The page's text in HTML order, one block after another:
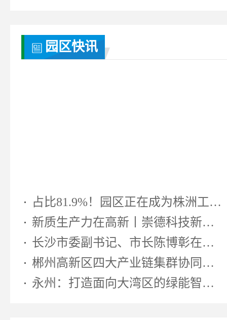
园区快讯
占比81.9%！园区正在成为株洲工业...
新质生产力在高新丨崇德科技新型...
长沙市委副书记、市长陈博彰在湖南...
郴州高新区四大产业链集群协同发...
永州：打造面向大湾区的绿能智算先...